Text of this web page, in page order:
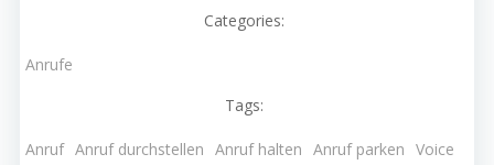
Categories:
Anrufe
Tags:
Anruf Anruf durchstellen Anruf halten Anruf parken Voice